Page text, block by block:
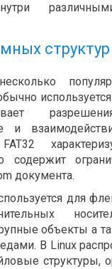
структур
и
содержит
документа.
для
объекты а
В Linux
структуры,